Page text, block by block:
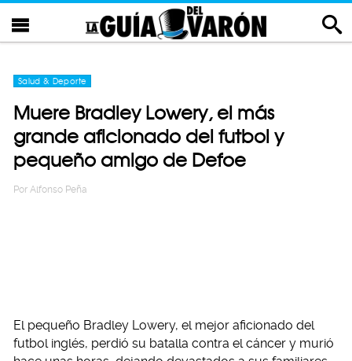
Salud & Deporte
Muere Bradley Lowery, el más
grande aficionado del futbol y
pequeño amigo de Defoe
Por Alfonso Peña
El pequeño Bradley Lowery, el mejor aficionado del
futbol inglés, perdió su batalla contra el cáncer y murió